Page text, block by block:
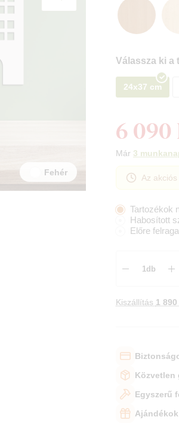
Fehér
Válassza ki a
24x37 cm
6 090
Már 3
Az
Tartozékok
Habosított
Előre
Kiszállítás 1
Közvetlen
Egyszerű